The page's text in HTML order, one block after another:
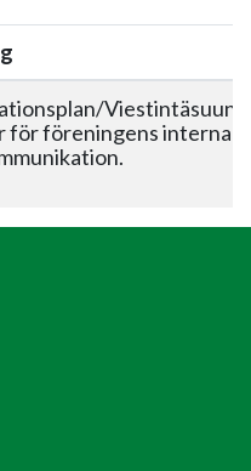
för föreningens interna